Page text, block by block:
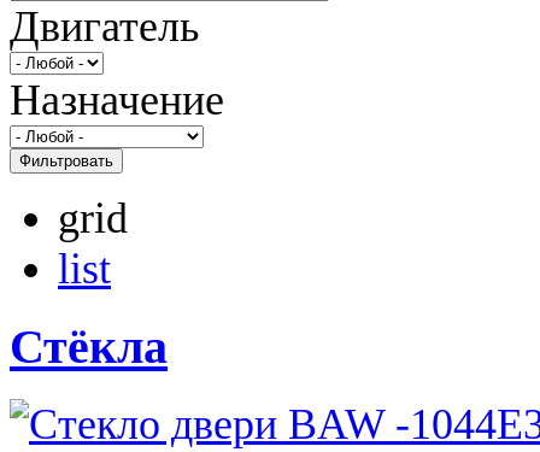
Двигатель
Назначение
Фильтровать
grid
list
Стёкла